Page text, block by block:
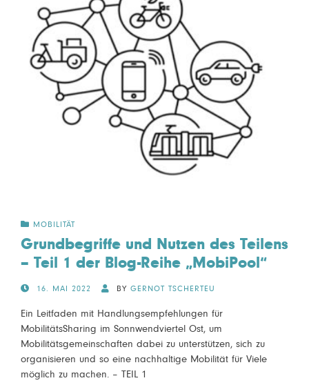
MOBILITÄT
Grundbegriffe und Nutzen des Teilens
– Teil 1 der Blog-Reihe „MobiPool“
POSTED16. MAI 2022 BY GERNOT TSCHERTEU
Ein Leitfaden mit Handlungsempfehlungen für
MobilitätsSharing im Sonnwendviertel Ost, um
Mobilitätsgemeinschaften dabei zu unterstützen, sich zu
organisieren und so eine nachhaltige Mobilität für Viele
möglich zu machen. – TEIL 1